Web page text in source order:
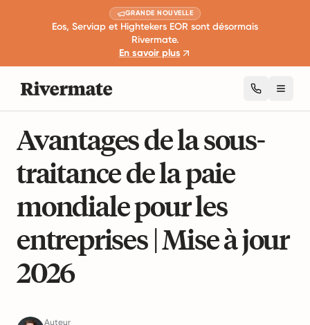
GRANDE NOUVELLE
Eos, Serviap et Hightekers EOR sont désormais
Rivermate.
En savoir plus
Avantages de la sous-
traitance de la paie
mondiale pour les
entreprises | Mise à jour
2026
Auteur